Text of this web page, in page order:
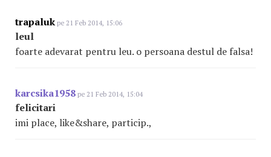
trapaluk pe 21 Feb 2014, 15:06
leul
foarte adevarat pentru leu. o persoana destul de falsa!
karcsika1958 pe 21 Feb 2014, 15:04
felicitari
imi place, like&share, particip.,